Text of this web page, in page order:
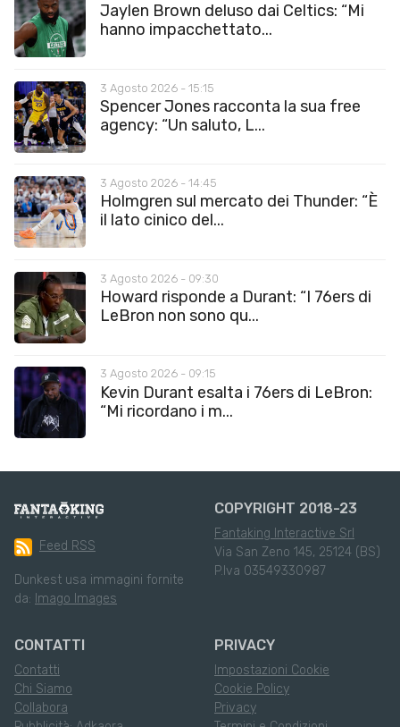
Jaylen Brown deluso dai Celtics: “Mi
hanno impacchettato...
3 Agosto 2026 - 15:15
Spencer Jones racconta la sua free
agency: “Un saluto, L...
3 Agosto 2026 - 14:45
Holmgren sul mercato dei Thunder: “È
il lato cinico del...
3 Agosto 2026 - 09:30
Howard risponde a Durant: “I 76ers di
LeBron non sono qu...
3 Agosto 2026 - 09:15
Kevin Durant esalta i 76ers di LeBron:
“Mi ricordano i m...
Feed RSS
Dunkest usa immagini fornite
da: Imago Images
COPYRIGHT 2018-23
Fantaking Interactive Srl
Via San Zeno 145, 25124 (BS)
P.Iva 03549330987
CONTATTI
Contatti
Chi Siamo
Collabora
PRIVACY
Impostazioni Cookie
Cookie Policy
Privacy